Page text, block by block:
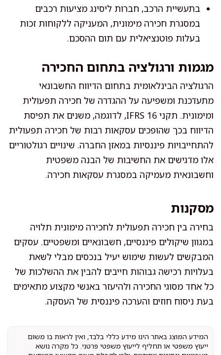
בתעשיית הרכב, חברות ליסינג מציעות רכבים
במסגרת חכירה מימונית, המעניקה ללקוחות זכות
בעלות פוטנציאלית עם תום ההסכם.
מגמות ורגולציה בתחום החכירה
הרגולציה הבינלאומית בתחום הדיווח החשבונאי
מתעדכנת ומשפיעה על ההגדרה של חכירה תפעולית
ומימונית. תקני IFRS 16, לדוגמה, משנים את תפיסת
הדיווח בכך שהופכים עסקאות רבות של חכירה תפעולית
להתחייבויות פיננסיות במאזן החברה. שינויים רגולטוריים
אלו מדגישים את החשיבות של הבנה משפטית
וחשבונאית מעמיקה במסגרת עסקאות חכירה.
מסקנות
בחירה בין חכירה תפעולית לחכירה מימונית תלויה
במגוון שיקולים פיננסיים, חשבונאיים ומשפטיים. עסקים
המבקשים לעשות שימוש יעיל בנכסים מבלי לשאת
בעלויות רכישה גבוהות חייבים להבין את ההשלכות של
כל אחד מסוגי החכירה ולהיעזר באנשי מקצוע מתאימים
בעת ניסוח חוזים והערכה פיננסית של העסקה.
המידע המוצג באתר הינו מידע כללי בלבד, ואין לראות בו משום
ייעוץ משפטי או תחליף לייעוץ משפטי פרטני. כל מקרה נושא